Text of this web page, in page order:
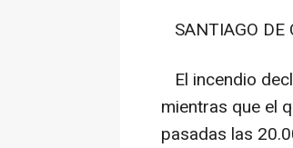
SANTIAGO DE
El incendio
mientras que el
pasadas las